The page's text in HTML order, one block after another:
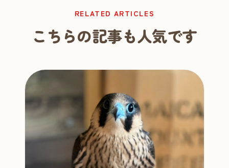
RELATED ARTICLES
こちらの記事も人気です